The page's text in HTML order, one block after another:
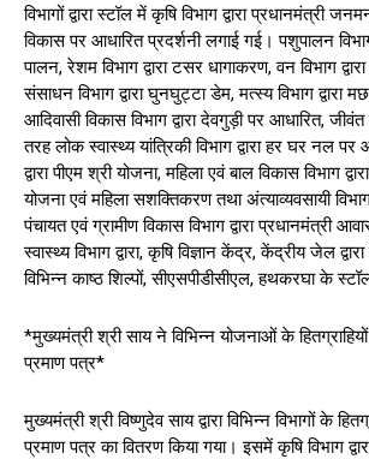
विभागों द्वारा स्टॉल में कृषि विभाग द्वारा प्रधानमंत्री
विकास पर आधारित प्रदर्शनी लगाई गई। पशुपालन
पालन, रेशम विभाग द्वारा टसर धागाकरण, वन विभाग
संसाधन विभाग द्वारा घुनघुट्टा डेम, मत्स्य विभाग द्वारा
आदिवासी विकास विभाग द्वारा देवगुड़ी पर आधारित,
तरह लोक स्वास्थ्य यांत्रिकी विभाग द्वारा हर घर नल पर
द्वारा पीएम श्री योजना, महिला एवं बाल विकास विभाग
योजना एवं महिला सशक्तिकरण तथा अंत्याव्यवसायी
पंचायत एवं ग्रामीण विकास विभाग द्वारा प्रधानमंत्री
स्वास्थ्य विभाग द्वारा, कृषि विज्ञान केंद्र, केंद्रीय जेल द्वारा
विभिन्न काष्ठ शिल्पों, सीएसपीडीसीएल, हथकरघा के
*मुख्यमंत्री श्री साय ने विभिन्न योजनाओं के
प्रमाण पत्र*
मुख्यमंत्री श्री विष्णुदेव साय द्वारा विभिन्न विभागों के
प्रमाण पत्र का वितरण किया गया। इसमें कृषि विभाग